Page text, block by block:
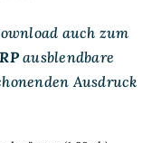
auch zum
ausblendbare
Ausdruck